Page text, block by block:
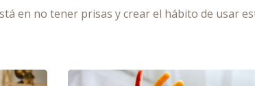
en no tener prisas y crear el hábito de usar